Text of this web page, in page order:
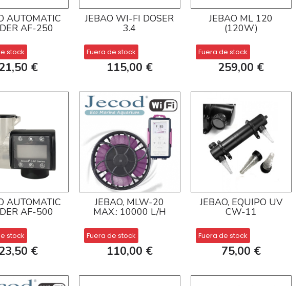
AUTOMATIC
AF-250
stock
€
JEBAO WI-FI DOSER
3.4
Fuera de stock
115,00 €
JEBAO ML 120
(120W)
Fuera de stock
259,00 €
AUTOMATIC
AF-500
stock
€
JEBAO, MLW-20
MAX.: 10000 L/H
Fuera de stock
110,00 €
JEBAO, EQUIPO UV
CW-11
Fuera de stock
75,00 €